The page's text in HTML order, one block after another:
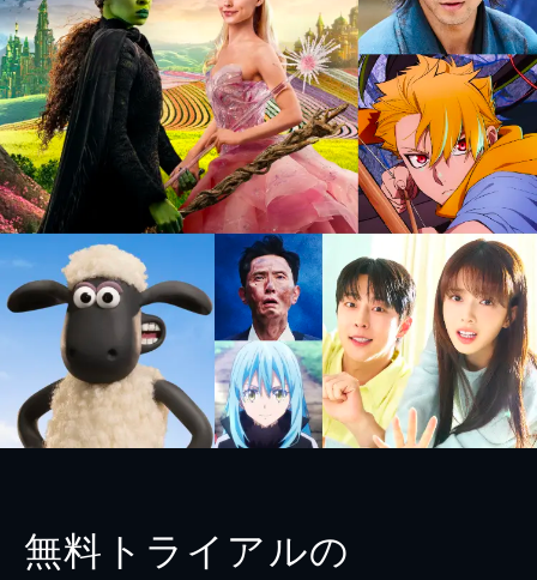
無料トライアルの